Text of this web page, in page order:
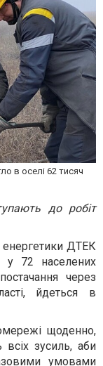
в оселі 62 тисяч
до робіт
ДТЕК
у 72 населених
через
йдеться в
щоденно,
всіх зусиль, аби
умовами